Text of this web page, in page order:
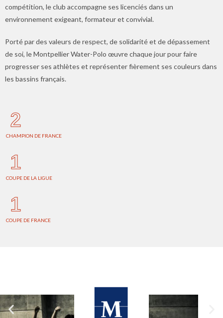
compétition, le club accompagne ses licenciés dans un
environnement exigeant, formateur et convivial.
Porté par des valeurs de respect, de solidarité et de dépassement
de soi, le Montpellier Water-Polo œuvre chaque jour pour faire
progresser ses athlètes et représenter fièrement ses couleurs dans
les bassins français.
2
CHAMPION DE FRANCE
1
COUPE DE LA LIGUE
1
COUPE DE FRANCE